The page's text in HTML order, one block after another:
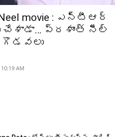
Neel movie : ఎన్టీఆర్
చేశాడా… ప్రశాంత్ నీల్
AM